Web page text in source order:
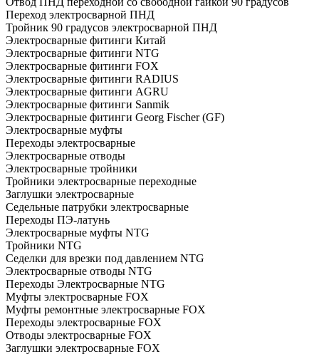
Переход электросварной ПНД
Тройник 90 градусов электросварной ПНД
Электросварные фитинги Китай
Электросварные фитинги NTG
Электросварные фитинги FOX
Электросварные фитинги RADIUS
Электросварные фитинги AGRU
Электросварные фитинги Sanmik
Электросварные фитинги Georg Fischer (GF)
Электросварные муфты
Переходы электросварные
Электросварные отводы
Электросварные тройники
Тройники электросварные переходные
Заглушки электросварные
Седельные патрубки электросварные
Переходы ПЭ-латунь
Электросварные муфты NTG
Тройники NTG
Седелки для врезки под давлением NTG
Электросварные отводы NTG
Переходы Электросварные NTG
Муфты электросварные FOX
Муфты ремонтные электросварные FOX
Переходы электросварные FOX
Отводы электросварные FOX
Заглушки электросварные FOX